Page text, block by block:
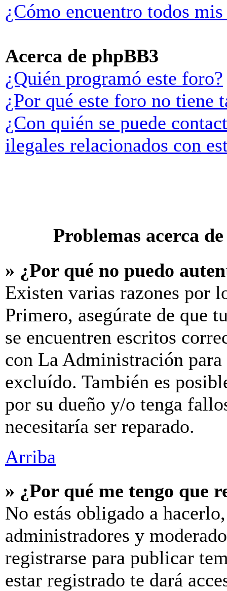
¿Cómo encuentro todos
Acerca de phpBB3
¿Quién programó este foro?
¿Por qué este foro no tiene
¿Con quién se puede
ilegales relacionados con
Problemas acerca
» ¿Por qué no puedo
Existen varias razones por
Primero, asegúrate de que
se encuentren escritos
con La Administración para
excluído. También es
por su dueño y/o tenga
necesitaría ser reparado.
Arriba
» ¿Por qué me tengo que
No estás obligado a
administradores y
registrarse para publicar
estar registrado te dará